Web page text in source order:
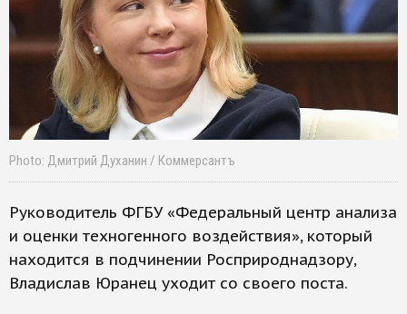
Photo: Дмитрий Духанин / Коммерсантъ
Руководитель ФГБУ «Федеральный центр анализа
и оценки техногенного воздействия», который
находится в подчинении Росприроднадзору,
Владислав Юранец уходит со своего поста.